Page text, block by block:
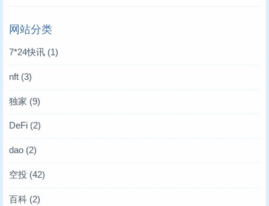
网站分类
7*24快讯 (1)
nft (3)
独家 (9)
DeFi (2)
dao (2)
空投 (42)
百科 (2)